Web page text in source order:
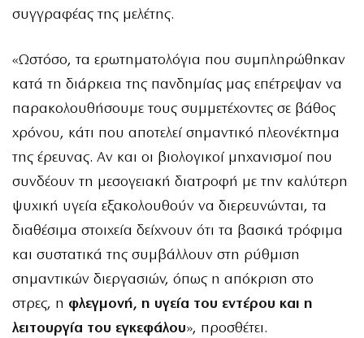
συγγραφέας της μελέτης.
«Ωστόσο, τα ερωτηματολόγια που συμπληρώθηκαν
κατά τη διάρκεια της πανδημίας μας επέτρεψαν να
παρακολουθήσουμε τους συμμετέχοντες σε βάθος
χρόνου, κάτι που αποτελεί σημαντικό πλεονέκτημα
της έρευνας. Αν και οι βιολογικοί μηχανισμοί που
συνδέουν τη μεσογειακή διατροφή με την καλύτερη
ψυχική υγεία εξακολουθούν να διερευνώνται, τα
διαθέσιμα στοιχεία δείχνουν ότι τα βασικά τρόφιμα
και συστατικά της συμβάλλουν στη ρύθμιση
σημαντικών διεργασιών, όπως η απόκριση στο
στρες, η φλεγμονή, η υγεία του εντέρου και η
λειτουργία του εγκεφάλου», προσθέτει.